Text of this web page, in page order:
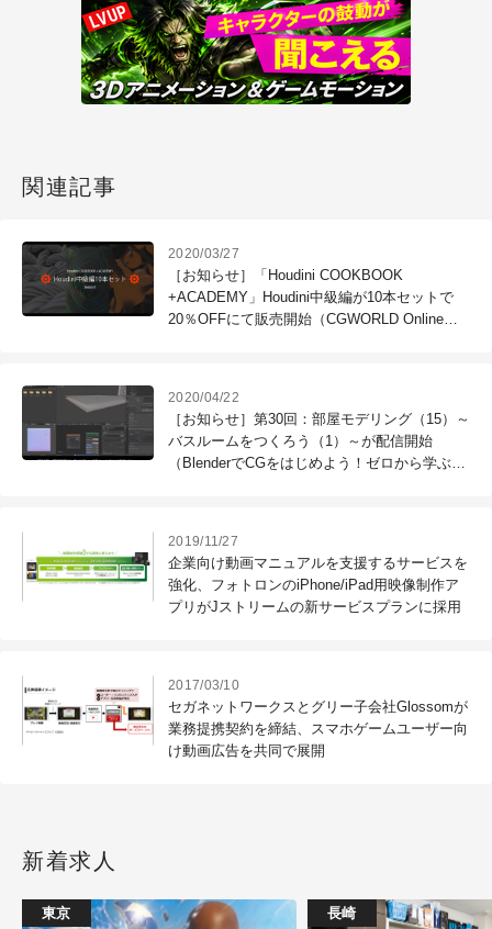
関連記事
2020/03/27
［お知らせ］「Houdini COOKBOOK
+ACADEMY」Houdini中級編が10本セットで
20％OFFにて販売開始（CGWORLD Online
2020/04/22
［お知らせ］第30回：部屋モデリング（15）～
バスルームをつくろう（1）～が配信開始
（BlenderでCGをはじめよう！ゼロから学ぶ
2019/11/27
企業向け動画マニュアルを支援するサービスを
強化、フォトロンのiPhone/iPad用映像制作ア
プリがJストリームの新サービスプランに採用
2017/03/10
セガネットワークスとグリー子会社Glossomが
業務提携契約を締結、スマホゲームユーザー向
け動画広告を共同で展開
新着求人
東京 長崎